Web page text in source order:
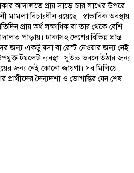
আদালতে প্রায় সাড়ে চার লাখের উপরে
বিচারধীন রয়েছে। স্বাভাবিক অবস্থায়
প্রায় অর্ধ লক্ষাধিক বা তার থেকে বেশি
পাড়ায়। ঢাকাসহ দেশের বিভিন্ন প্রান্ত
জন্য একটু বসা বা রেস্ট নেওয়ার জন্য নেই
টয়লেট ব্যবস্থা। সুউচ্চ ভবনে উঠার জন্য
জন্য নেই কোনো জায়গা। সব মিলিয়ে
দৈন্যদশা ও ভোগান্তির যেন শেষ